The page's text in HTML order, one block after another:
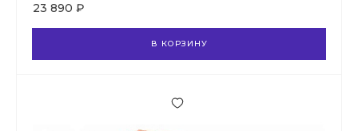
23 890 ₽
В КОРЗИНУ